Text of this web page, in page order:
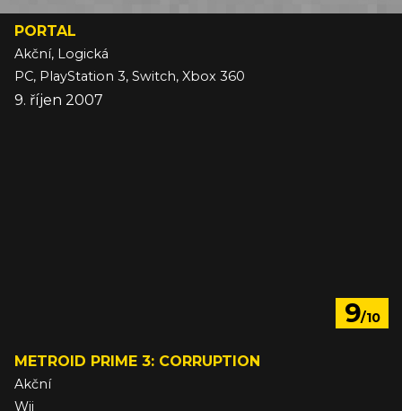
PORTAL
Akční, Logická
PC, PlayStation 3, Switch, Xbox 360
9. říjen 2007
9/10
METROID PRIME 3: CORRUPTION
Akční
Wii